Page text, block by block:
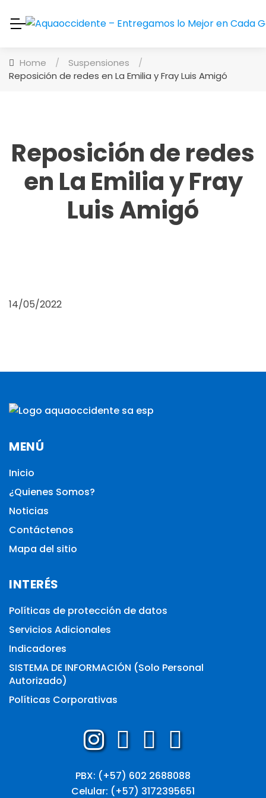
Home / Suspensiones
/
Reposición de redes en La Emilia y Fray Luis Amigó
Reposición de redes
en La Emilia y Fray
Luis Amigó
14/05/2022
MENÚ
Inicio
¿Quienes Somos?
Noticias
Contáctenos
Mapa del sitio
INTERÉS
Políticas de protección de datos
Servicios Adicionales
Indicadores
SISTEMA DE INFORMACIÓN (Solo Personal
Autorizado)
Políticas Corporativas
PBX: (+57) 602 2688088
Celular: (+57) 3172395651